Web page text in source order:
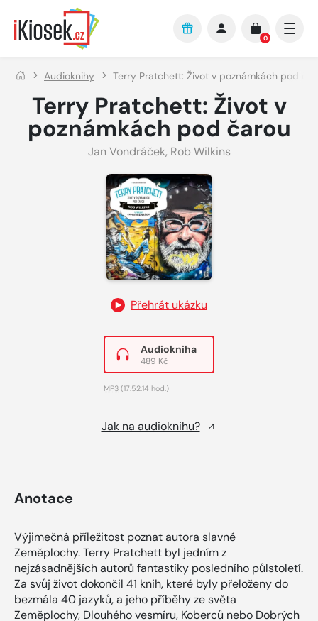
Přejít na hlavní obsah
0
Audioknihy Terry Pratchett: Život v poznámkách pod
Terry Pratchett: Život v
poznámkách pod čarou
Jan Vondráček, Rob Wilkins
Přehrát ukázku
Audiokniha
489 Kč
MP3 (17:52:14 hod.)
Jak na audioknihu?
Anotace
Výjimečná příležitost poznat autora slavné
Zeměplochy. Terry Pratchett byl jedním z
nejzásadnějších autorů fantastiky posledního půlstoletí.
Za svůj život dokončil 41 knih, které byly přeloženy do
bezmála 40 jazyků, a jeho příběhy ze světa
Zeměplochy, Dlouhého vesmíru, Koberců nebo Dobrých